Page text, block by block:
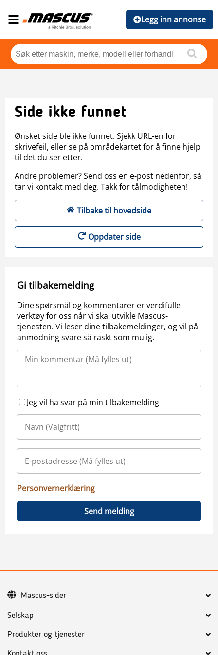
Legg inn annonse
Side ikke funnet
Ønsket side ble ikke funnet. Sjekk URL-en for
skrivefeil, eller se på områdekartet for å finne hjelp
til det du ser etter.
Andre problemer? Send oss en e-post nedenfor, så
tar vi kontakt med deg. Takk for tålmodigheten!
Tilbake til hovedside
Oppdater side
Gi tilbakemelding
Dine spørsmål og kommentarer er verdifulle
verktøy for oss når vi skal utvikle Mascus-
tjenesten. Vi leser dine tilbakemeldinger, og vil på
anmodning svare så raskt som mulig.
Jeg vil ha svar på min tilbakemelding
Personvernerklæring
Send melding
Selskap
Produkter og tjenester
Mascus-sider